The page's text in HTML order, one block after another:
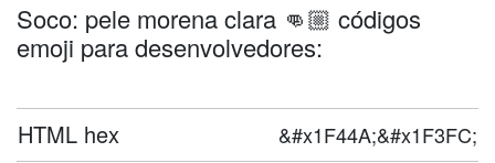
Soco: pele morena clara 👊🏼 códigos
emoji para desenvolvedores:
HTML hex &#x1F44A;&#x1F3FC;